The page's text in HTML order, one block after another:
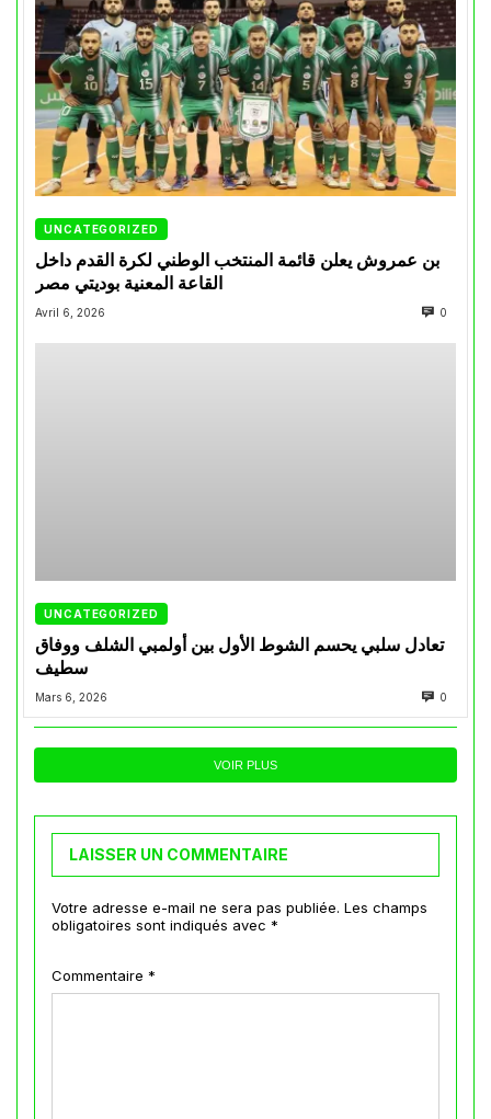
UNCATEGORIZED
بن عمروش يعلن قائمة المنتخب الوطني لكرة القدم داخل
القاعة المعنية بوديتي مصر
Avril 6, 2026 0
UNCATEGORIZED
تعادل سلبي يحسم الشوط الأول بين أولمبي الشلف ووفاق
سطيف
Mars 6, 2026 0
VOIR PLUS
LAISSER UN COMMENTAIRE
Votre adresse e-mail ne sera pas publiée. Les champs
obligatoires sont indiqués avec *
Commentaire *